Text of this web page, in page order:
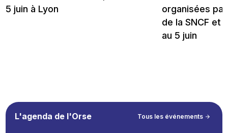
5 juin à Lyon
organisées
de la SNCF et
au 5 juin
L'agenda de l'Orse Tous les événements